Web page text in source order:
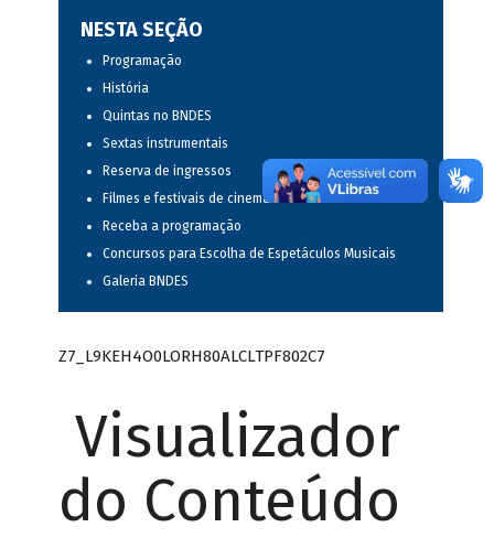
NESTA SEÇÃO
Programação
História
Quintas no BNDES
Sextas instrumentais
Reserva de ingressos
Filmes e festivais de cinema
Receba a programação
Concursos para Escolha de Espetáculos Musicais
Galeria BNDES
Z7_L9KEH4O0LORH80ALCLTPF802C7
Visualizador
do Conteúdo